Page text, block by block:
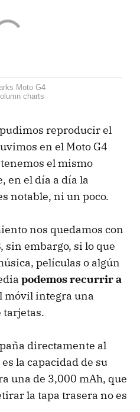
Moto G4
charts
reproducir el
en el Moto G4
el mismo
en el día a día la
notable, ni un poco.
nos quedamos con
sin embargo, si lo que
películas o algún
podemos recurrir a
móvil integra una
tarjetas.
directamente al
la capacidad de su
una de 3,000 mAh, que
la tapa trasera no es